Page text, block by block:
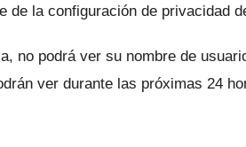
de la configuración de privacidad
no podrá ver su nombre de
ver durante las próximas 24